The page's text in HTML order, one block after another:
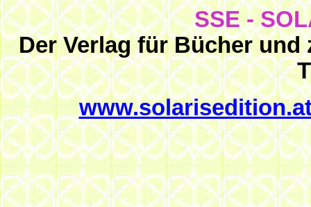
SSE -
Der Verlag für Bücher